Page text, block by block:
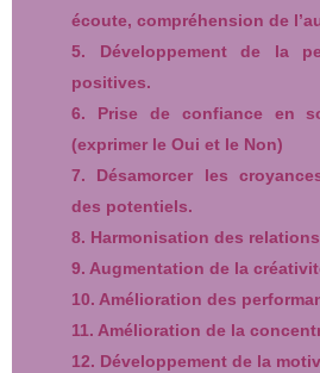
écoute, compréhension de
5. Développement de la
positives.
6. Prise de confiance en
(exprimer le Oui et le Non)
7. Désamorcer les
des potentiels.
8. Harmonisation des
9. Augmentation de la
10. Amélioration des
11. Amélioration de la
12. Développement de la